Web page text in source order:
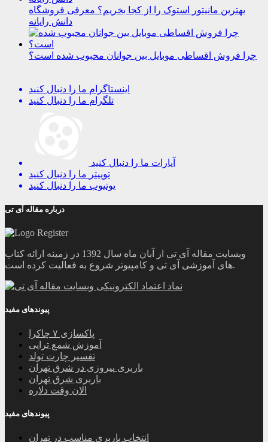
بهترین مانیتور استوک را از کجا بخریم؟ معرفی فروشگاه
دانش رایانه
چرا فروش اقساطی موبایل بین جوانان محبوب شده است؟
اینستاگرام ما را دنبال کنید
تلگرام ما را دنبال کنید
آپارات ما را دنبال کنید
توییتر ما را دنبال کنید
یوتیوب ما را دنبال کنید
درباره مقاله آی تی
وبسایت مقاله آی تی از آبان ماه سال 1392 در زمینه ارائه کتاب
های آموزشی آی تی و کامپیوتر شروع به فعالیت کرده است.
پیوندهای مفید
پاکسازی ۷ چاکرا
آموزش شمع تراپی
تفسیر چارت تولد
باربری پیروزی در شرق تهران
باربری شرق تهران
الان وقت دلاره
پیوندهای مفید
انتخاب باربری مناسب در تهران